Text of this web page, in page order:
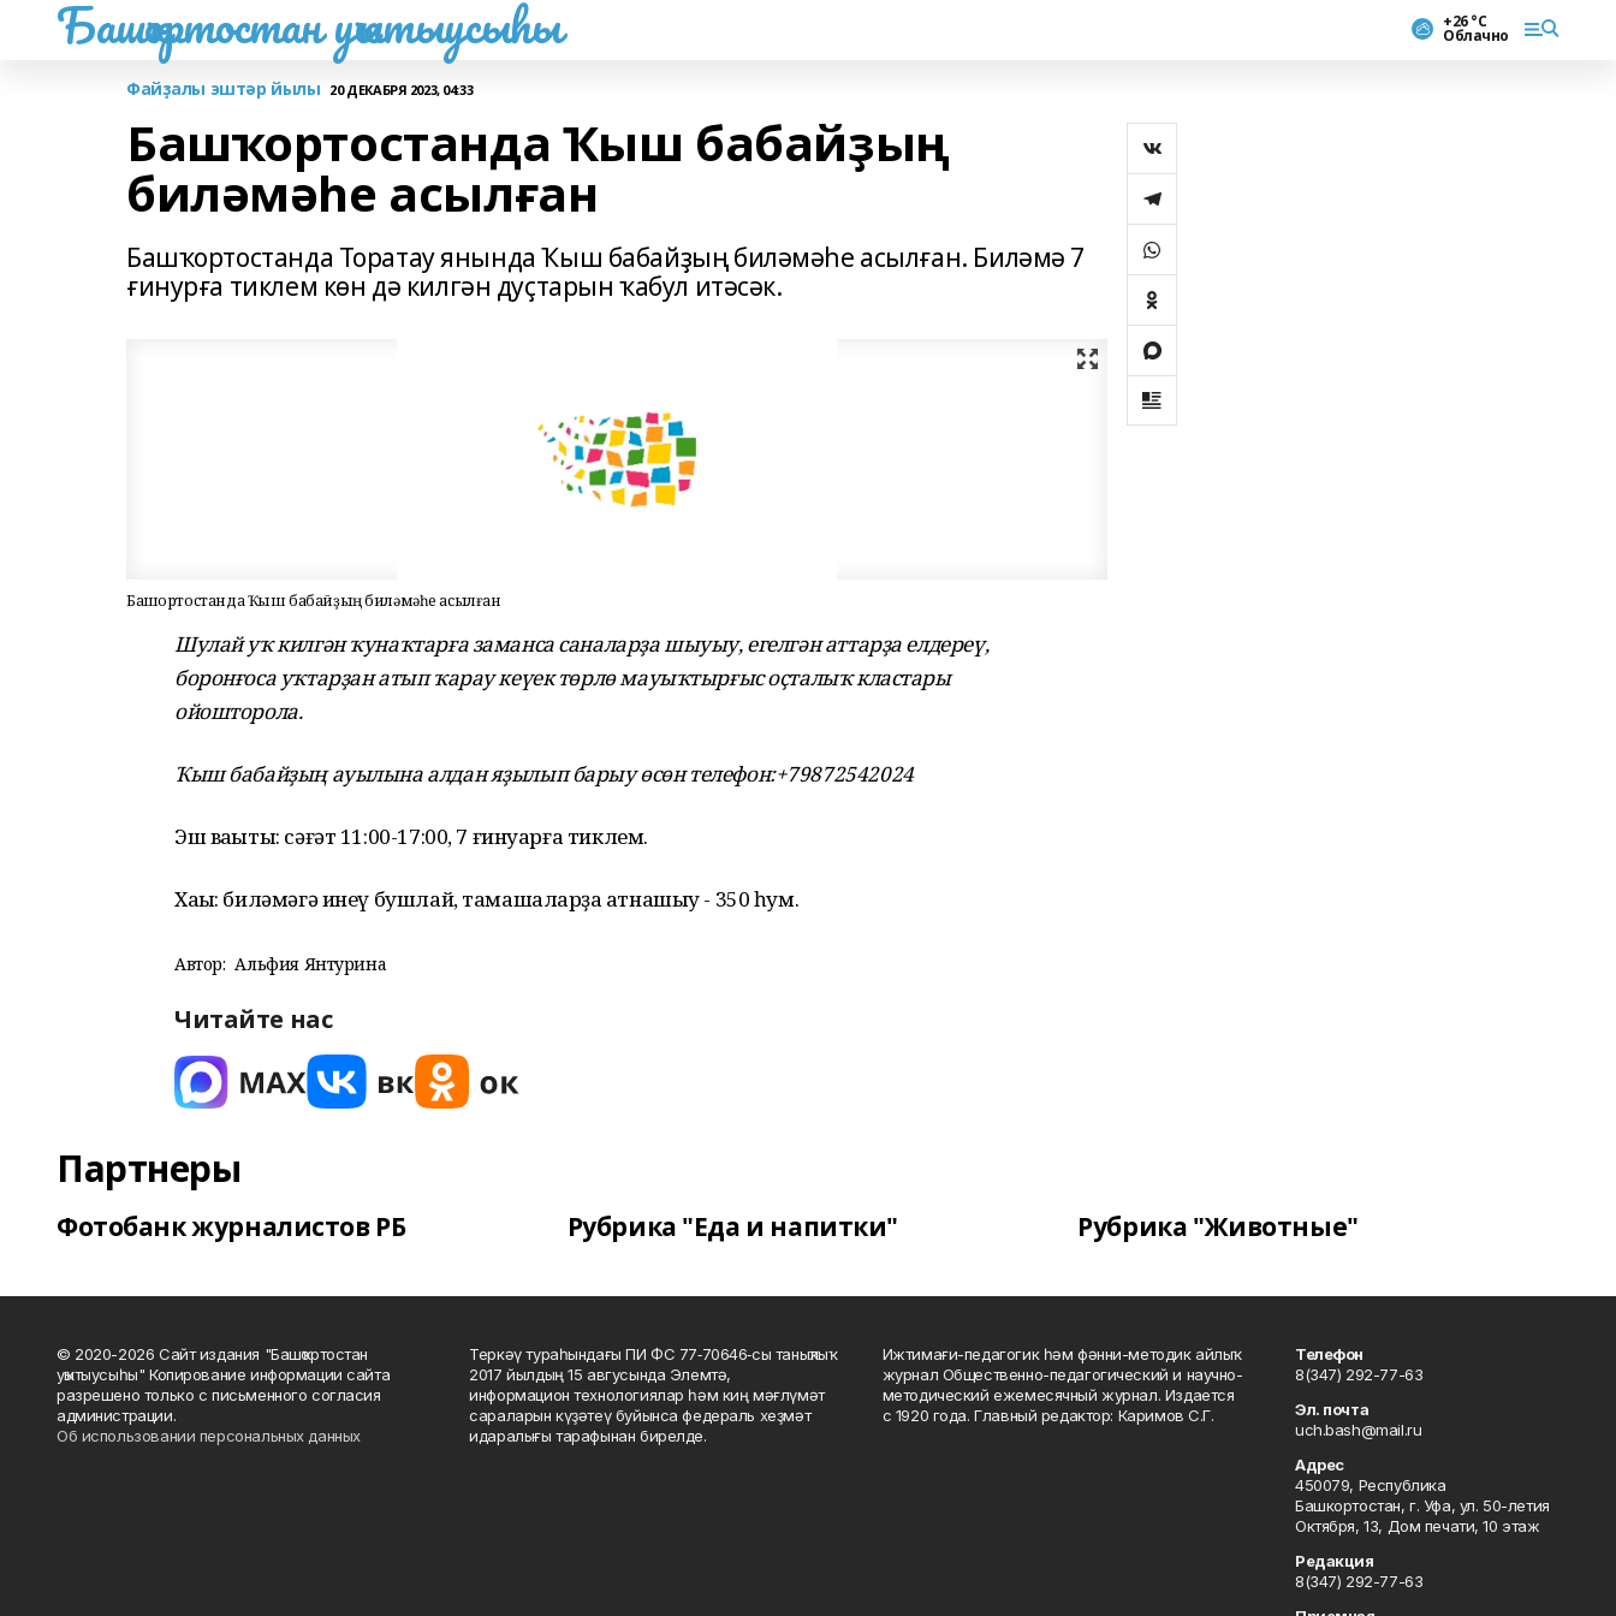
Башҡортостан уҡытыусыһы +26 °С
Облачно
Файҙалы эштәр йылы 20 ДЕКАБРЯ 2023, 04:33
Башҡортостанда Ҡыш бабайҙың
биләмәһе асылған
Башҡортостанда Торатау янында Ҡыш бабайҙың биләмәһе асылған. Биләмә 7
ғинурға тиклем көн дә килгән дуҫтарын ҡабул итәсәк.
Башҡортостанда Ҡыш бабайҙың биләмәһе асылған
Шулай уҡ килгән ҡунаҡтарға заманса саналарҙа шыуыу, егелгән аттарҙа елдереү,
боронғоса уҡтарҙан атып ҡарау кеүек төрлө мауыҡтырғыс оҫталыҡ кластары
ойошторола.
Ҡыш бабайҙың ауылына алдан яҙылып барыу өсөн телефон:+79872542024
Эш ваҡыты: сәғәт 11:00-17:00, 7 ғинуарға тиклем.
Хаҡы: биләмәгә инеү бушлай, тамашаларҙа ҡатнашыу - 350 һум.
Автор: Альфия Янтурина
Читайте нас
Партнеры
Фотобанк журналистов РБ Рубрика "Еда и напитки" Рубрика "Животные"
© 2020-2026 Сайт издания "Башҡортостан
уҡытыусыһы" Копирование информации сайта
разрешено только с письменного согласия
администрации.
Об использовании персональных данных
Теркәү тураһындағы ПИ ФС 77‑70646‑сы таныҡлыҡ
2017 йылдың 15 авгусында Элемтә,
информацион технологиялар һәм киң мәғлүмәт
сараларын күҙәтеү буйынса федераль хеҙмәт
идаралығы тарафынан бирелде.
Ижтимағи-педагогик һәм фәнни-методик айлыҡ
журнал Общественно-педагогический и научно-
методический ежемесячный журнал. Издается
с 1920 года. Главный редактор: Каримов С.Г.
Телефон
8(347) 292-77-63
Эл. почта
uch.bash@mail.ru
Адрес
450079, Республика
Башкортостан, г. Уфа, ул. 50-летия
Октября, 13, Дом печати, 10 этаж
Редакция
8(347) 292-77-63